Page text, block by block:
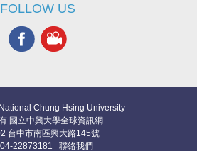
FOLLOW US
Chung Hsing University
國立中興大學全球資訊網
台中市南區興大路145號
04-22873181 聯絡我們